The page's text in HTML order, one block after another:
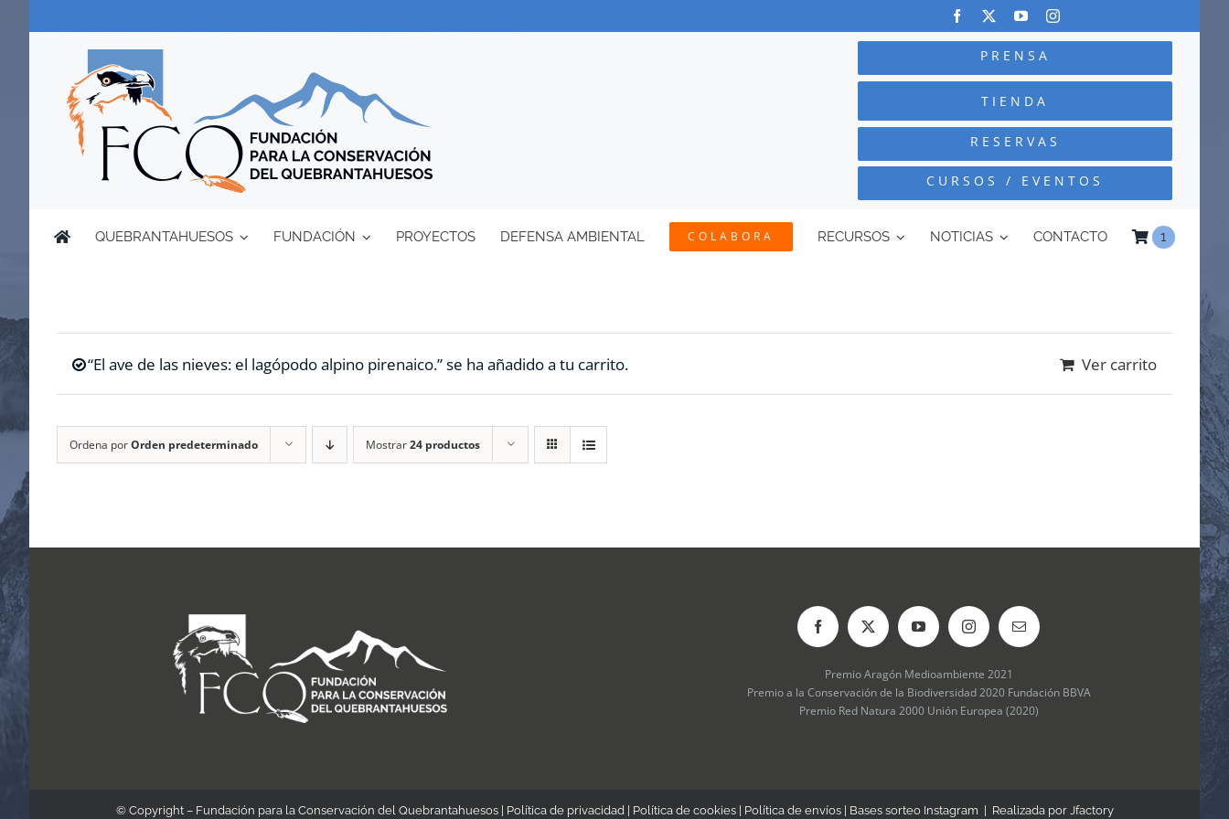
PRENSA
TIENDA
RESERVAS
CURSOS / EVENTOS
QUEBRANTAHUESOS FUNDACIÓN PROYECTOS DEFENSA AMBIENTAL COLABORA RECURSOS NOTICIAS CONTACTO 1
“El ave de las nieves: el lagópodo alpino pirenaico.” se ha añadido a tu carrito. Ver carrito
Ordena porOrden predeterminado Mostrar24 productos
Premio Aragón Medioambiente 2021
Premio a la Conservación de la Biodiversidad 2020 Fundación BBVA
Premio Red Natura 2000 Unión Europea (2020)
© Copyright – Fundación para la Conservación del Quebrantahuesos | Política de privacidad Política de cookies| Política de envíos| Bases sorteo Instagram | Realizada por Jfactory